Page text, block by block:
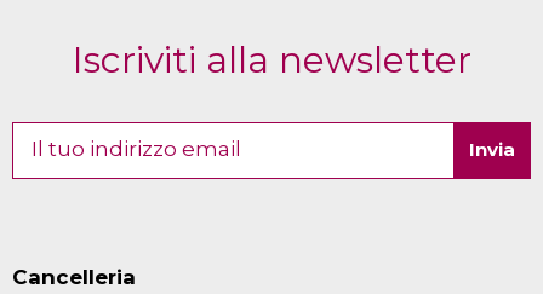
Iscriviti alla newsletter
Cancelleria